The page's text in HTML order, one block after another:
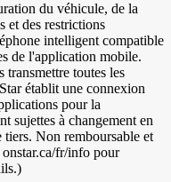
du véhicule, de la
et des restrictions
intelligent compatible
de l'application mobile.
transmettre toutes les
établit une connexion
pour la
sujettes à changement en
Non remboursable et
fr/info pour